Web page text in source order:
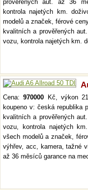
prověřených aut. až 36
kontrola najetých km.
modelů a značek, férové
kvalitních a prověřených
vozu, kontrola najetých km.
Cena:970000 Kč, výkon
koupeno v: česká
kvalitních a prověřených
vozu, kontrola najetých
všech modelů a značek,
výhřev, acc, kamera, tažné
až 36 měsíců garance na